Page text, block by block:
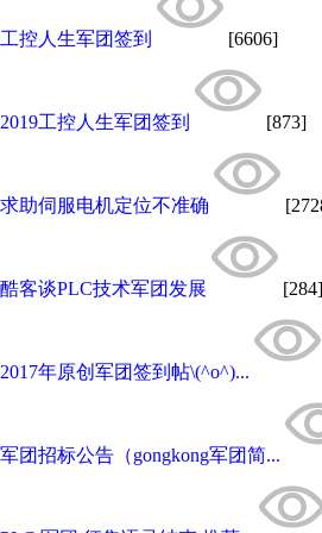
工控人生军团签到 [6606]
2019工控人生军团签到 [873]
求助伺服电机定位不准确
酷客谈PLC技术军团发展 [284]
2017年原创军团签到帖\(^o^)...
军团招标公告（gongkong军团简...